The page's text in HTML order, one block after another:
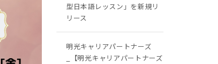
型日本語レッスン」を新規リ
リース
明光キャリアパートナーズ
_【明光キャリアパートナーズ